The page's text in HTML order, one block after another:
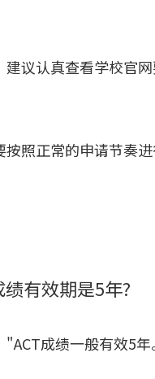
议认真查看学校官
照正常的申请节奏
有效期是5年?
成绩一般有效5